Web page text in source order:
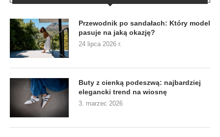
Przewodnik po sandałach: Który model
pasuje na jaką okazję?
24 lipca 2026 r.
Buty z cienką podeszwą: najbardziej
elegancki trend na wiosnę
3. marzec 2026